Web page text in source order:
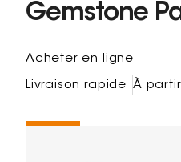
Gemstone
Acheter en ligne
Livraison rapide À